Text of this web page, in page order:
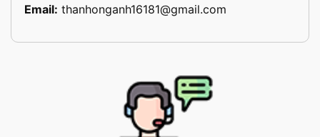
Email: thanhonganh16181@gmail.com